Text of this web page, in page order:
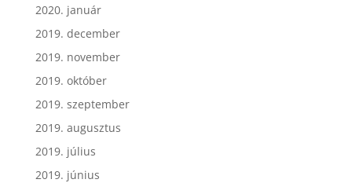
2020. január
2019. december
2019. november
2019. október
2019. szeptember
2019. augusztus
2019. július
2019. június